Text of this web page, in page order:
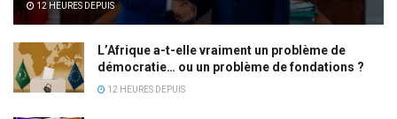
12 HEURES DEPUIS
L’Afrique a-t-elle vraiment un problème de
démocratie… ou un problème de fondations ?
12 HEURES DEPUIS